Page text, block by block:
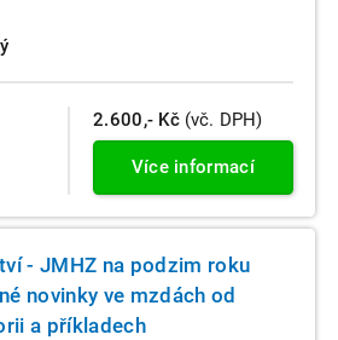
2.600,- Kč (vč. DPH)
Více informací
- JMHZ na podzim roku
novinky ve mzdách od
a příkladech